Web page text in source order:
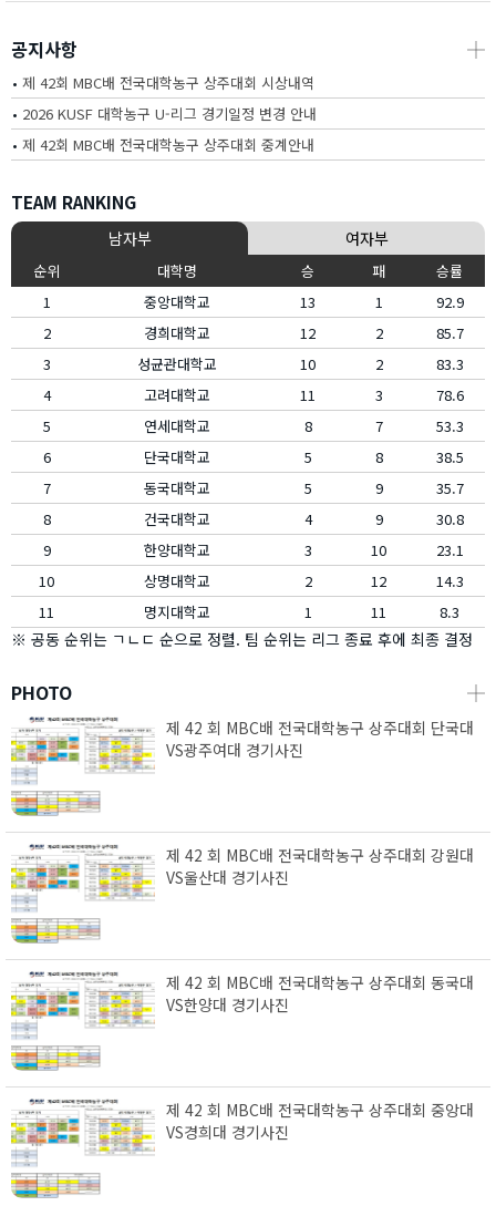
공지사항 ┼
• 제 42회 MBC배 전국대학농구 상주대회 시상내역
• 2026 KUSF 대학농구 U-리그 경기일정 변경 안내
• 제 42회 MBC배 전국대학농구 상주대회 중계안내
TEAM RANKING
남자부 여자부
순위 대학명 승 패
승률
1
중앙대학교 13 1
92.9
2
경희대학교 12 2
85.7
3
성균관대학교 10 2
83.3
4
고려대학교 11 3
78.6
5
연세대학교 8 7
53.3
6
단국대학교 5 8
38.5
7
동국대학교 5 9
35.7
8
건국대학교 4 9
30.8
9
한양대학교 3 10
23.1
10
상명대학교 2 12
14.3
11
명지대학교 1 11 8.3
※ 공동 순위는 ㄱㄴㄷ 순으로 정렬. 팀 순위는 리그 종료 후에 최종 결정
PHOTO ┼
제 42 회 MBC배 전국대학농구 상주대회 단국대
VS광주여대 경기사진
제 42 회 MBC배 전국대학농구 상주대회 강원대
VS울산대 경기사진
제 42 회 MBC배 전국대학농구 상주대회 동국대
VS한양대 경기사진
제 42 회 MBC배 전국대학농구 상주대회 중앙대
VS경희대 경기사진